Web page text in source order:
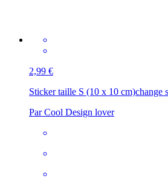
2,99 €
Sticker taille S (10 x 10 cm)change
Par Cool Design lover